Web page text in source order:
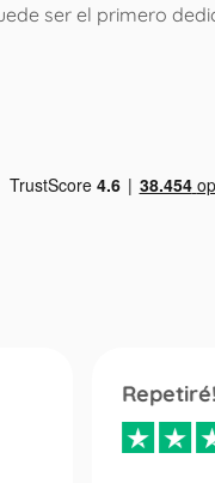
ser el primero
Repetiré!